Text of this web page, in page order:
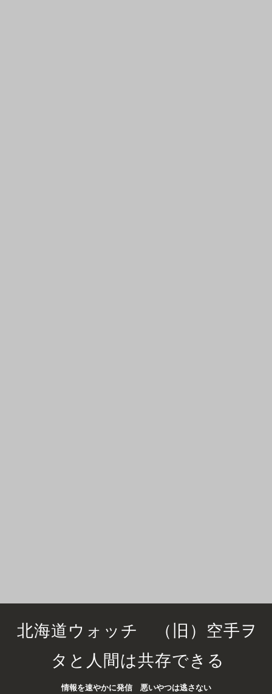
北海道ウォッチ （旧）空手ヲ
タと人間は共存できる
情報を速やかに発信 悪いやつは逃さない